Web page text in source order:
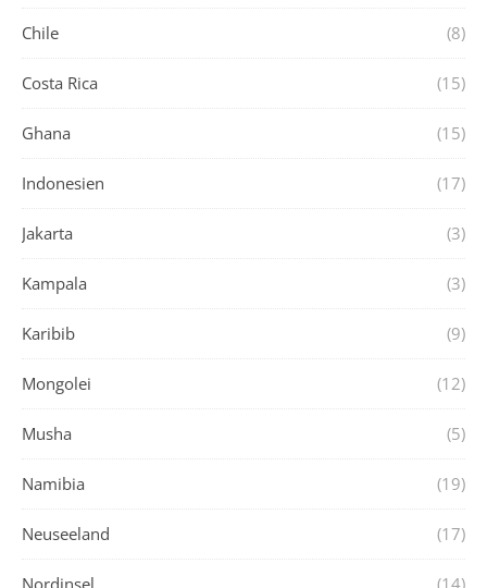
Chile (8)
Costa Rica (15)
Ghana (15)
Indonesien (17)
Jakarta (3)
Kampala (3)
Karibib (9)
Mongolei (12)
Musha (5)
Namibia (19)
Neuseeland (17)
Nordinsel (14)